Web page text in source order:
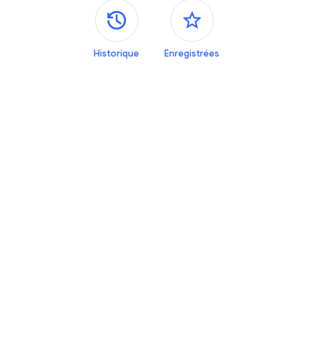
Panneaux latéraux
Historique Enregistrées